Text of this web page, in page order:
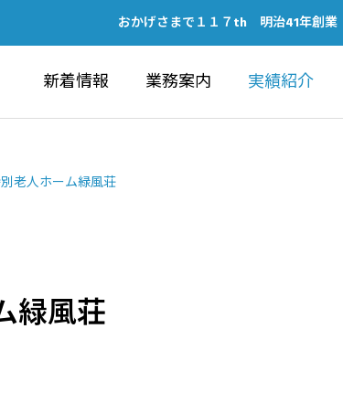
おかげさまで１１７th 明治41年創業
新着情報 業務案内 実績紹介
WORKS
老人ホーム緑風荘
緑風荘